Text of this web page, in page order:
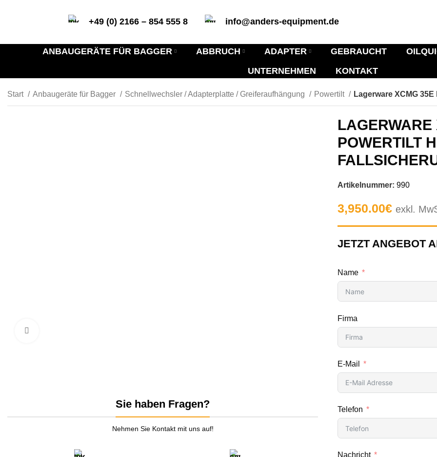
+49 (0) 2166 – 854 555 8 info@anders-equipment.de
ANBAUGERÄTE FÜR BAGGER ABBRUCH ADAPTER GEBRAUCHT
UNTERNEHMEN
KONTAKT
Start Anbaugeräte für Bagger Schnellwechsler / Adapterplatte / Greiferaufhängung Powertilt Lagerware XCMG
Sie haben Fragen?
Nehmen Sie Kontakt mit uns auf!
LAGERWARE
POWERTILT
Artikelnummer: 990
3,950.00€ exkl.
JETZT ANGEBOT
Name
Firma
E-Mail
Telefon
Nachricht